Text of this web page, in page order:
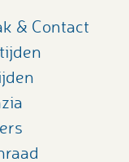
& Contact